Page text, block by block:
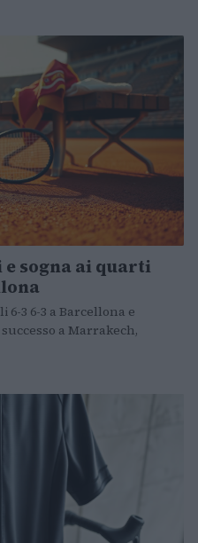
sogna ai quarti
6-3 6-3 a Barcellona e
a Marrakech,